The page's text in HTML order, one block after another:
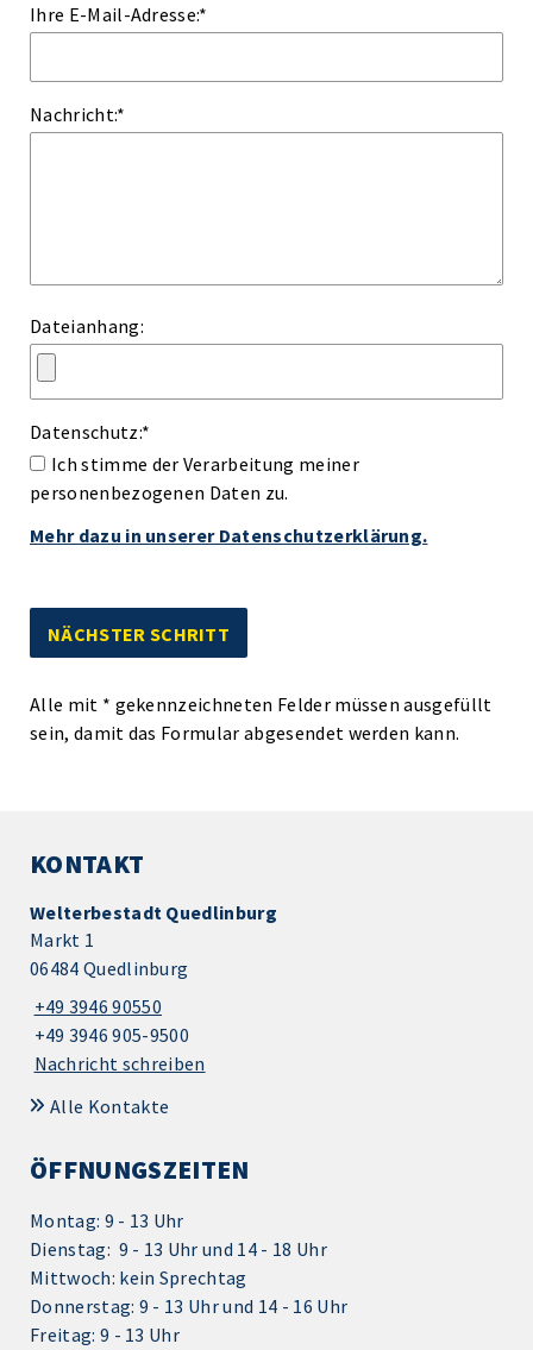
Ihre E-Mail-Adresse:*
Nachricht:*
Dateianhang:
Datenschutz:*
Ich stimme der Verarbeitung meiner
personenbezogenen Daten zu.
Mehr dazu in unserer Datenschutzerklärung.
Alle mit * gekennzeichneten Felder müssen ausgefüllt
sein, damit das Formular abgesendet werden kann.
KONTAKT
Welterbestadt Quedlinburg
Markt 1
06484 Quedlinburg
+49 3946 90550
+49 3946 905-9500
Nachricht schreiben
Alle Kontakte
ÖFFNUNGSZEITEN
Montag: 9 - 13 Uhr
Dienstag: 9 - 13 Uhr und 14 - 18 Uhr
Mittwoch: kein Sprechtag
Donnerstag: 9 - 13 Uhr und 14 - 16 Uhr
Freitag: 9 - 13 Uhr